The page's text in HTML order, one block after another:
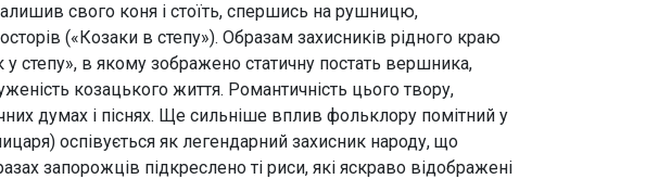
свого коня і стоїть, спершись на рушницю,
(«Козаки в степу»). Образам захисників рідного краю
степу», в якому зображено статичну постать вершника,
козацького життя. Романтичність цього твору,
думах і піснях. Ще сильніше вплив фольклору помітний у
оспівується як легендарний захисник народу, що
запорожців підкреслено ті риси, які яскраво відображені